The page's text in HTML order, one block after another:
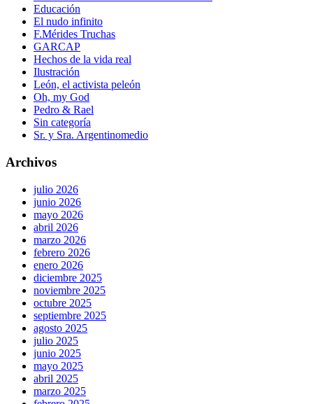
Educación
El nudo infinito
F.Mérides Truchas
GARCAP
Hechos de la vida real
Ilustración
León, el activista peleón
Oh, my God
Pedro & Rael
Sin categoría
Sr. y Sra. Argentinomedio
Archivos
julio 2026
junio 2026
mayo 2026
abril 2026
marzo 2026
febrero 2026
enero 2026
diciembre 2025
noviembre 2025
octubre 2025
septiembre 2025
agosto 2025
julio 2025
junio 2025
mayo 2025
abril 2025
marzo 2025